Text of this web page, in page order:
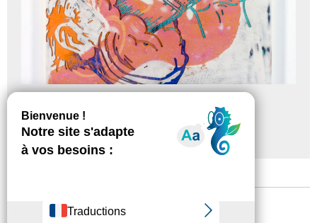
Clarence Guéna
CENTRE D’ART CONTEMPORAIN CHANOT